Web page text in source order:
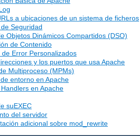
a ubicaciones de un sistema de ficheros
Seguridad
Objetos Dinámicos Compartidos (DSO)
de Contenido
de Error Personalizados
y los puertos que usa Apache
Multiproceso (MPMs)
entorno en Apache
en Apache
suEXEC
del servidor
adicional sobre mod_rewrite